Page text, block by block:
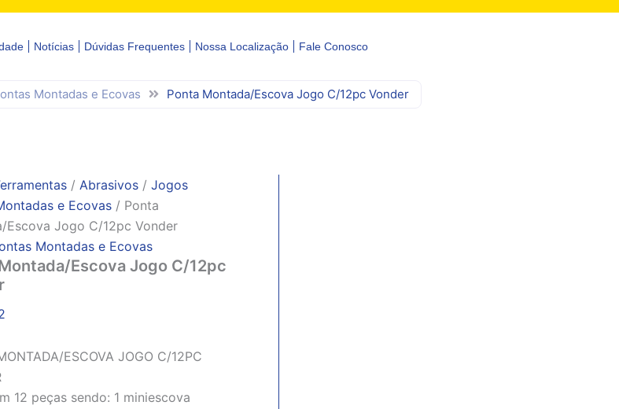
Notícias Dúvidas Frequentes Nossa Localização Fale Conosco
Montadas e Ecovas Ponta Montada/Escova Jogo C/12pc Vonder
/ Abrasivos/ Jogos
e Ecovas/ Ponta
Escova Jogo C/12pc Vonder
Montadas e Ecovas
Escova Jogo C/12pc
ESCOVA JOGO C/12PC
12 peças sendo: 1 miniescova